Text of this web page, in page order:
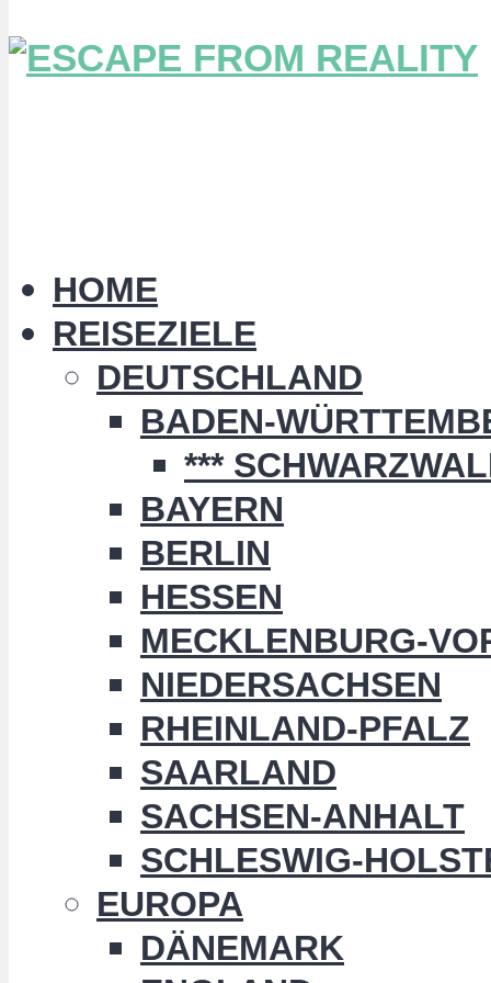
HOME
REISEZIELE
DEUTSCHLAND
BADEN-
***
BAYERN
BERLIN
HESSEN
MECKLENBURG-
NIEDERSACHSEN
RHEINLAND-PFALZ
SAARLAND
SACHSEN-ANHALT
SCHLESWIG-
EUROPA
DÄNEMARK